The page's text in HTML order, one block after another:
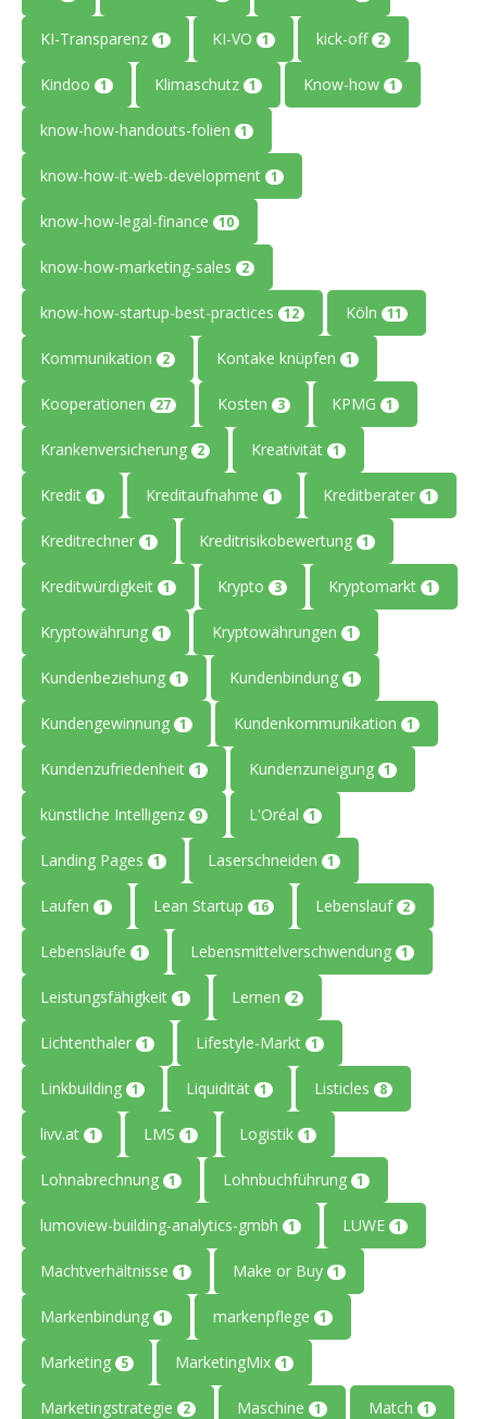
KI-Transparenz 1 KI-VO 1 kick-off 2
Kindoo 1 Klimaschutz 1 Know-how 1
know-how-handouts-folien 1
know-how-it-web-development 1
know-how-legal-finance 10
know-how-marketing-sales 2
know-how-startup-best-practices 12 Köln 11
Kommunikation 2 Kontake knüpfen 1
Kooperationen 27 Kosten 3 KPMG 1
Krankenversicherung 2 Kreativität 1
Kredit 1 Kreditaufnahme 1 Kreditberater 1
Kreditrechner 1 Kreditrisikobewertung 1
Kreditwürdigkeit 1 Krypto 3 Kryptomarkt 1
Kryptowährung 1 Kryptowährungen 1
Kundenbeziehung 1 Kundenbindung 1
Kundengewinnung 1 Kundenkommunikation 1
Kundenzufriedenheit 1 Kundenzuneigung 1
künstliche Intelligenz 9 L'Oréal 1
Landing Pages 1 Laserschneiden 1
Laufen 1 Lean Startup 16 Lebenslauf 2
Lebensläufe 1 Lebensmittelverschwendung 1
Leistungsfähigkeit 1 Lernen 2
Lichtenthaler 1 Lifestyle-Markt 1
Linkbuilding 1 Liquidität 1 Listicles 8
livv.at 1 LMS 1 Logistik 1
Lohnabrechnung 1 Lohnbuchführung 1
lumoview-building-analytics-gmbh 1 LUWE 1
Machtverhältnisse 1 Make or Buy 1
Markenbindung 1 markenpflege 1
Marketing 5 MarketingMix 1
Marketingstrategie 2 Maschine 1 Match 1